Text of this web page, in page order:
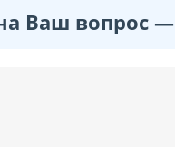
Ваш вопрос —